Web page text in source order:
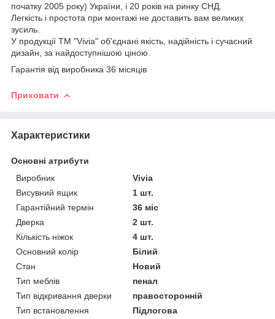
початку 2005 року) України, і 20 років на ринку СНД.
Легкість і простота при монтажі не доставить вам великих
зусиль.
У продукції ТМ "Vivia" об'єднані якість, надійність і сучасний
дизайн, за найдоступнішою ціною.
Гарантія від виробника 36 місяців
Приховати
Характеристики
Основні атрибути
Виробник
Vivia
Висувний ящик
1 шт.
Гарантійний термін
36 міс
Дверка
2 шт.
Кількість ніжок
4 шт.
Основний колір
Білий
Стан
Новий
Тип меблів
пенал
Тип відкривання дверки
правосторонній
Тип встановлення
Підлогова